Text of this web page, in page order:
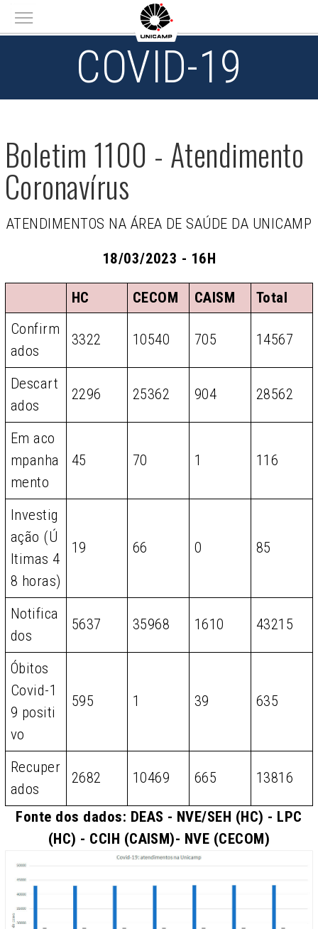
Main menu
COVID-19
Boletim 1100 - Atendimento
Coronavírus
ATENDIMENTOS NA ÁREA DE SAÚDE DA UNICAMP
18/03/2023 - 16H
HC CECOM CAISM
Total
Confirm
ados
3322 10540 705 14567
Descart
ados
2296 25362 904 28562
Em aco
mpanha
mento
45 70 1 116
Investig
ação (Ú
ltimas 4
8 horas)
19 66 0 85
Notifica
dos
5637 35968 1610 43215
Óbitos
Covid-1
9 positi
vo
595 1 39 635
Recuper
ados
2682 10469 665 13816
Fonte dos dados: DEAS - NVE/SEH (HC) - LPC
(HC) - CCIH (CAISM)- NVE (CECOM)